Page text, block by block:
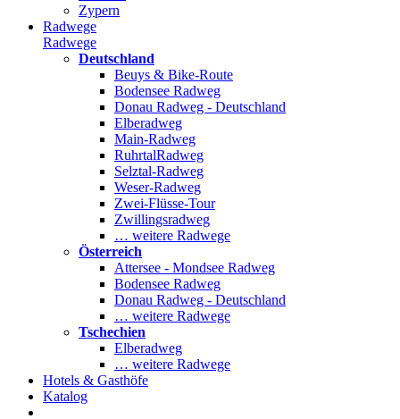
Zypern
Radwege
Radwege
Deutschland
Beuys & Bike-Route
Bodensee Radweg
Donau Radweg - Deutschland
Elberadweg
Main-Radweg
RuhrtalRadweg
Selztal-Radweg
Weser-Radweg
Zwei-Flüsse-Tour
Zwillingsradweg
… weitere Radwege
Österreich
Attersee - Mondsee Radweg
Bodensee Radweg
Donau Radweg - Deutschland
… weitere Radwege
Tschechien
Elberadweg
… weitere Radwege
Hotels & Gasthöfe
Katalog